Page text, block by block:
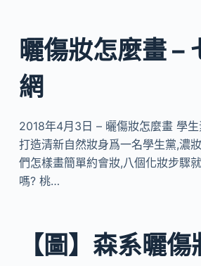
曬傷妝怎麼畫 –
網
2018年4月3日 – 曬傷妝怎麼畫 學
打造清新自然妝身爲一名學生黨,濃
們怎樣畫簡單約會妝,八個化妝步驟
嗎? 桃…
【圖】森系曬